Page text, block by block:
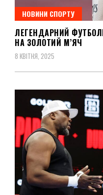
НОВИНИ СПОРТУ
ЛЕГЕНДАРНИЙ
НА ЗОЛОТИЙ М’ЯЧ
8 КВІТНЯ, 2025